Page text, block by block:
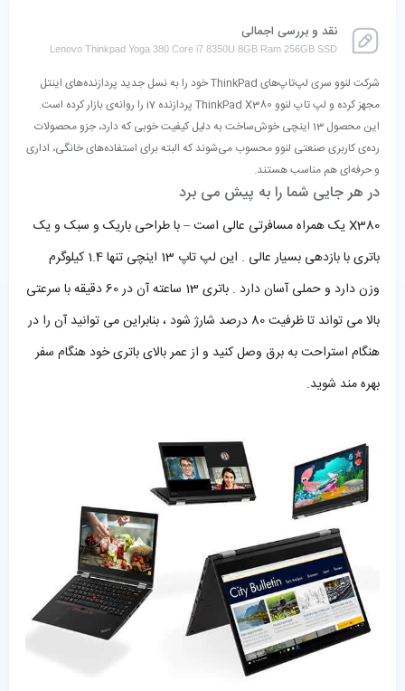
نقد و بررسی اجمالی
Lenovo Thinkpad Yoga 380 Core i7 8350U 8GB Ram 256GB SSD
شرکت لنوو سری لپ‌تاپ‌های ThinkPad خود را به نسل جدید پردازنده‌های اینتل
مجهز کرده و لپ تاپ لنوو ThinkPad X380 پردازنده i7 را روانه‌ی بازار کرده است.
این محصول 13 اینچی خوش‌ساخت به دلیل کیفیت خوبی که دارد، جزو محصولات
رده‌ی کاربری صنعتی لنوو محسوب می‌شوند که البته برای استفاده‌های خانگی، اداری
و حرفه‌ای هم مناسب هستند.
در هر جایی شما را به پیش می برد
X380 یک همراه مسافرتی عالی است – با طراحی باریک و سبک و یک
باتری با بازدهی بسیار عالی . این لپ تاپ 13 اینچی تنها 1.4 کیلوگرم
وزن دارد و حملی آسان دارد . باتری 13 ساعته آن در 60 دقیقه با سرعتی
بالا می تواند تا ظرفیت 80 درصد شارژ شود ، بنابراین می توانید آن را در
هنگام استراحت به برق وصل کنید و از عمر بالای باتری خود هنگام سفر
بهره مند شوید.